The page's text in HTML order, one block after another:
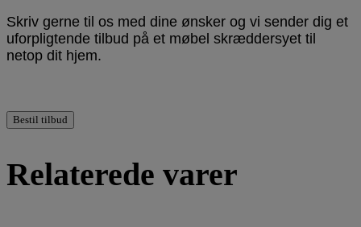
Skriv gerne til os med dine ønsker og vi sender dig et
uforpligtende tilbud på et møbel skræddersyet til
netop dit hjem.
Bestil tilbud
Relaterede varer